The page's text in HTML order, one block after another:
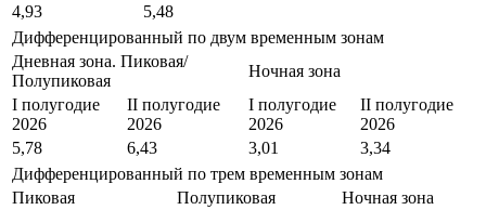
4,93
5,48
Дифференцированный по двум временным зонам
Дневная зона. Пиковая/
Полупиковая
Ночная зона
I полугодие
2026
II полугодие
2026
I полугодие
2026
II полугодие
2026
5,78
6,43 3,01
3,34
Дифференцированный по трем временным зонам
Пиковая
Полупиковая
Ночная зона